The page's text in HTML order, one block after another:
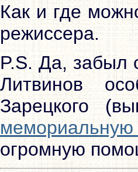
Как и где
режиссера.
P.S. Да, забыл
Литвинов
Зарецкого
огромную